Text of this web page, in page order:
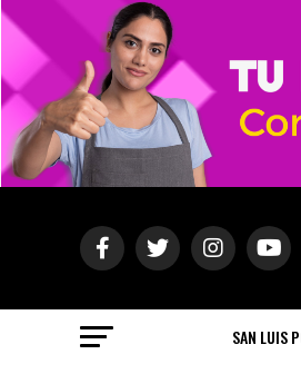
SAN LUIS